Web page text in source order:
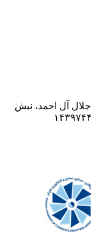
جلال آل احمد، نبش